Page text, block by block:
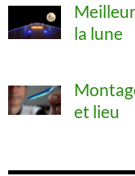
la lune
et lieu